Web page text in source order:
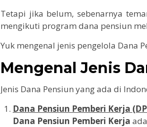
Tetapi jika belum, sebenarnya
mengikuti program dana pensiun
Yuk mengenal jenis pengelola Dana
Mengenal Jenis
Jenis Dana Pensiun yang ada di
Dana Pensiun Pemberi Kerja
Dana Pensiun Pemberi Kerja